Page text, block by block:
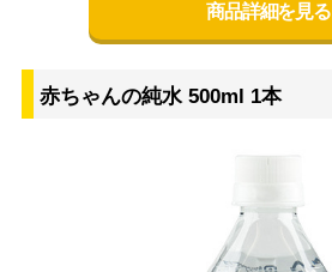
商品詳細を見る
赤ちゃんの純水 500ml 1本